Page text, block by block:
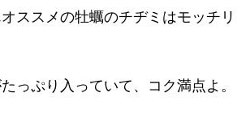
ススメの牡蠣のチヂミはモッチリ
っぷり入っていて、コク満点よ。